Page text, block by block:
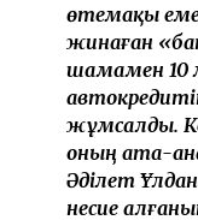
өтемақы
жинаған
шамамен 10
жұмсалды.
оның ата-
Әділет
несие